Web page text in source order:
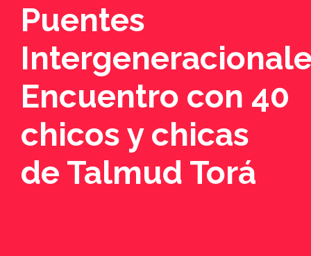
Puentes
Encuentro con 40
chicos y chicas
de Talmud Torá